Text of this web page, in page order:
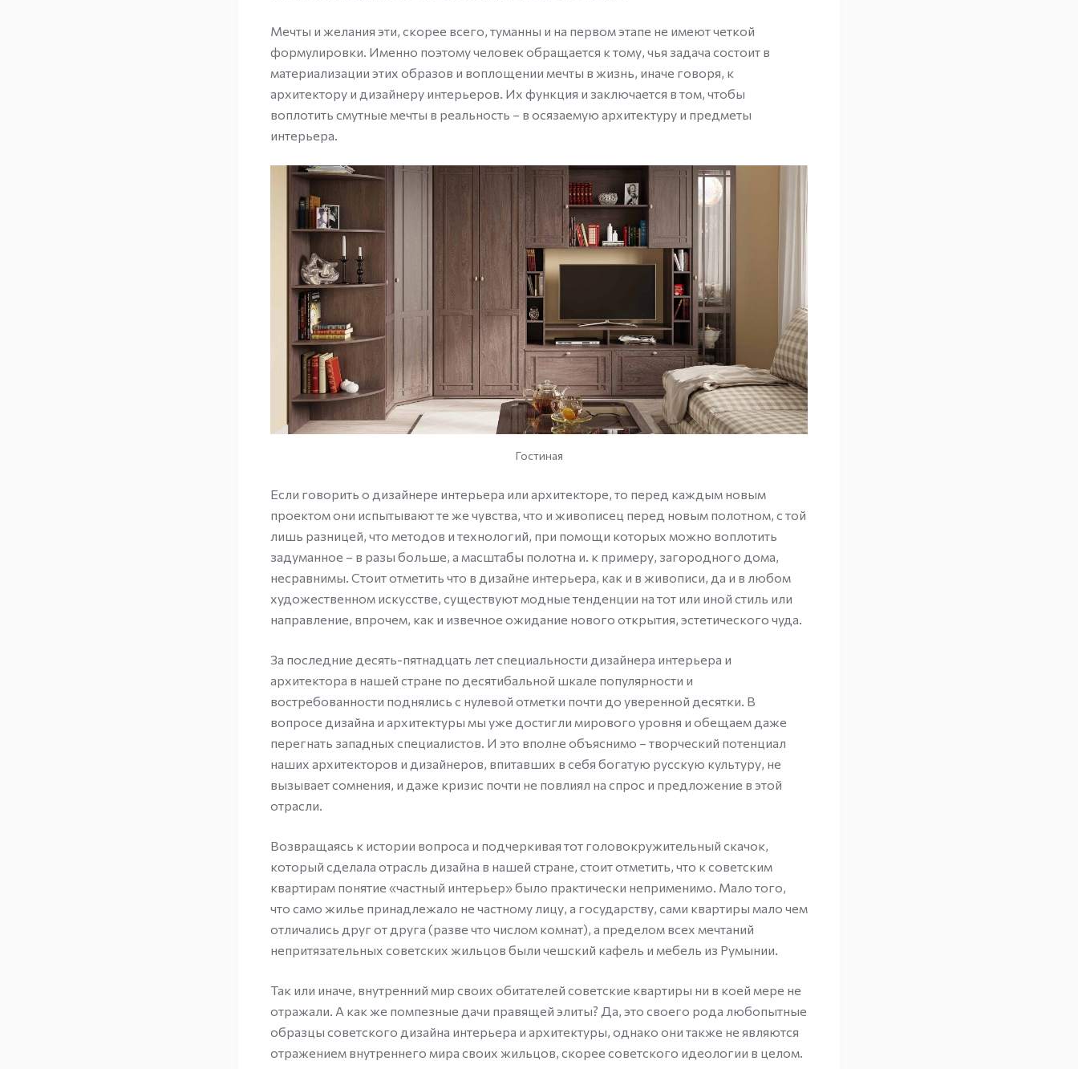
Мечты и желания эти, скорее всего, туманны и на первом этапе не имеют четкой
формулировки. Именно поэтому человек обращается к тому, чья задача состоит в
материализации этих образов и воплощении мечты в жизнь, иначе говоря, к
архитектору и дизайнеру интерьеров. Их функция и заключается в том, чтобы
воплотить смутные мечты в реальность – в осязаемую архитектуру и предметы
интерьера.
Гостиная
Если говорить о дизайнере интерьера или архитекторе, то перед каждым новым
проектом они испытывают те же чувства, что и живописец перед новым полотном, с той
лишь разницей, что методов и технологий, при помощи которых можно воплотить
задуманное – в разы больше, а масштабы полотна и. к примеру, загородного дома,
несравнимы. Стоит отметить что в дизайне интерьера, как и в живописи, да и в любом
художественном искусстве, существуют модные тенденции на тот или иной стиль или
направление, впрочем, как и извечное ожидание нового открытия, эстетического чуда.
За последние десять-пятнадцать лет специальности дизайнера интерьера и
архитектора в нашей стране по десятибальной шкале популярности и
востребованности поднялись с нулевой отметки почти до уверенной десятки. В
вопросе дизайна и архитектуры мы уже достигли мирового уровня и обещаем даже
перегнать западных специалистов. И это вполне объяснимо – творческий потенциал
наших архитекторов и дизайнеров, впитавших в себя богатую русскую культуру, не
вызывает сомнения, и даже кризис почти не повлиял на спрос и предложение в этой
отрасли.
Возвращаясь к истории вопроса и подчеркивая тот головокружительный скачок,
который сделала отрасль дизайна в нашей стране, стоит отметить, что к советским
квартирам понятие «частный интерьер» было практически неприменимо. Мало того,
что само жилье принадлежало не частному лицу, а государству, сами квартиры мало чем
отличались друг от друга (разве что числом комнат), а пределом всех мечтаний
непритязательных советских жильцов были чешский кафель и мебель из Румынии.
Так или иначе, внутренний мир своих обитателей советские квартиры ни в коей мере не
отражали. А как же помпезные дачи правящей элиты? Да, это своего рода любопытные
образцы советского дизайна интерьера и архитектуры, однако они также не являются
отражением внутреннего мира своих жильцов, скорее советского идеологии в целом.